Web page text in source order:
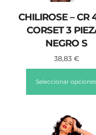
CHILIROSE – CR
CORSET 3
NEGRO S
38,83 €
Seleccionar